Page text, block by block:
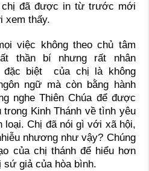
chị đã được in từ trước mới
xem thấy.
việc không theo chủ tâm
thần bí nhưng rất nhân
đặc biệt của chị là không
ngữ mà còn bằng hành
nghe Thiên Chúa để được
trong Kinh Thánh về tình yêu
loại. Chị đã nói gì với xã hội,
nhương như vậy? Chúng
của chị thánh để hiểu hơn
giả của hòa bình.